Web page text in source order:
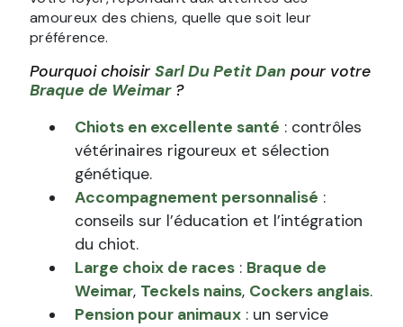
amoureux des chiens, quelle que soit leur
préférence.
Pourquoi choisir Sarl Du Petit Dan pour votre
Braque de Weimar?
Chiots en excellente santé : contrôles
vétérinaires rigoureux et sélection
génétique.
Accompagnement personnalisé :
conseils sur l’éducation et l’intégration
du chiot.
Large choix de races : Braque de
Weimar, Teckels nains, Cockers anglais.
Pension pour animaux : un service